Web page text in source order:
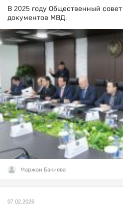
В 2025 году Общественный
документов МВД.
Маржан Бакиева
07.02.2026